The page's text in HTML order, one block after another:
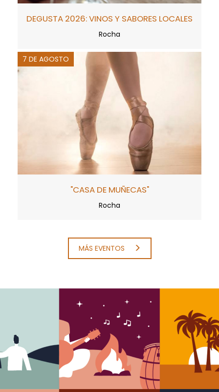
DEGUSTA 2026: VINOS Y SABORES LOCALES
Rocha
7 DE AGOSTO
"CASA DE MUÑECAS"
Rocha
MÁS EVENTOS